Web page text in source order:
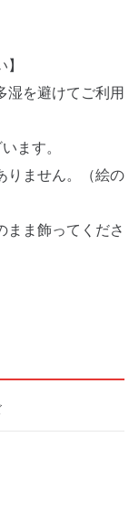
湿を避けてご利用
ます。
りません。（絵の
まま飾ってくださ